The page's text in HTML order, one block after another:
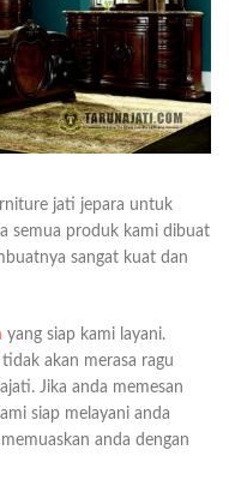
jati jepara untuk
semua produk kami dibuat
sangat kuat dan
yang siap kami layani.
akan merasa ragu
Jika anda memesan
siap melayani anda
anda dengan